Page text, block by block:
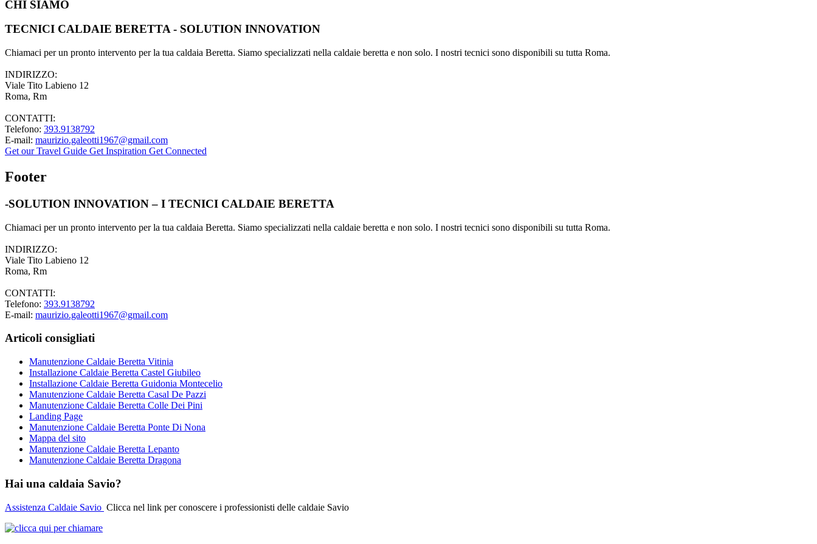
CHI SIAMO
TECNICI CALDAIE BERETTA - SOLUTION INNOVATION
Chiamaci per un pronto intervento per la tua caldaia Beretta. Siamo specializzati nella caldaie beretta e non solo. I nostri tecnici sono disponibili su tutta Roma.
INDIRIZZO:
Viale Tito Labieno 12
Roma, Rm
CONTATTI:
Telefono: 393.9138792
E-mail: maurizio.galeotti1967@gmail.com
Get our Travel Guide Get Inspiration Get Connected
Footer
-SOLUTION INNOVATION – I TECNICI CALDAIE BERETTA
Chiamaci per un pronto intervento per la tua caldaia Beretta. Siamo specializzati nella caldaie beretta e non solo. I nostri tecnici sono disponibili su tutta Roma.
INDIRIZZO:
Viale Tito Labieno 12
Roma, Rm
CONTATTI:
Telefono: 393.9138792
E-mail: maurizio.galeotti1967@gmail.com
Articoli consigliati
Manutenzione Caldaie Beretta Vitinia
Installazione Caldaie Beretta Castel Giubileo
Installazione Caldaie Beretta Guidonia Montecelio
Manutenzione Caldaie Beretta Casal De Pazzi
Manutenzione Caldaie Beretta Colle Dei Pini
Landing Page
Manutenzione Caldaie Beretta Ponte Di Nona
Mappa del sito
Manutenzione Caldaie Beretta Lepanto
Manutenzione Caldaie Beretta Dragona
Hai una caldaia Savio?
Assistenza Caldaie Savio Clicca nel link per conoscere i professionisti delle caldaie Savio